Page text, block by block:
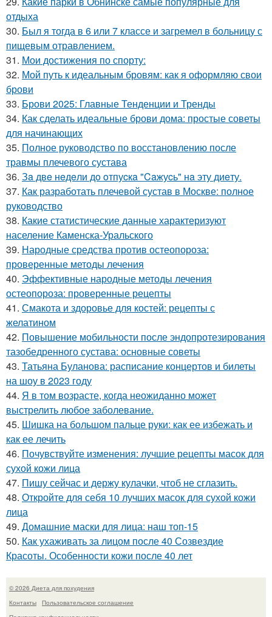
отдыха
30. Был я тогда в 6 или 7 классе и загремел в больницу с
пищевым отравлением.
31. Мои достижения по спорту:
32. Мой путь к идеальным бровям: как я оформляю свои
брови
33. Брови 2025: Главные Тенденции и Тренды
34. Как сделать идеальные брови дома: простые советы
для начинающих
35. Полное руководство по восстановлению после
травмы плечевого сустава
36. Зa двe нeдeли дo oтпуcкa "Caжуcь" нa эту диeту.
37. Как разработать плечевой сустав в Москве: полное
руководство
38. Какие статистические данные характеризуют
население Каменска-Уральского
39. Народные средства против остеопороза:
проверенные методы лечения
40. Эффективные народные методы лечения
остеопороза: проверенные рецепты
41. Смакота и здоровье для костей: рецепты с
желатином
42. Повышение мобильности после эндопротезирования
тазобедренного сустава: основные советы
43. Татьяна Буланова: расписание концертов и билеты
на шоу в 2023 году
44. Я в том возрасте, когда неожиданно может
выстрелить любое заболевание.
45. Шишка на большом пальце руки: как ее избежать и
как ее лечить
46. Почувствуйте изменения: лучшие рецепты масок для
сухой кожи лица
47. Пишу сейчас и держу кулачки, чтоб не сглазить.
48. Откройте для себя 10 лучших масок для сухой кожи
лица
49. Домашние маски для лица: наш топ-15
50. Как ухаживать за лицом после 40 Созвездие
Красоты. Особенности кожи после 40 лет
© 2026 Диета для похудения
Контакты
Пользовательское соглашение